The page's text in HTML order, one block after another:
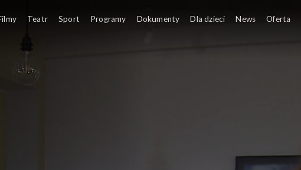
Teatr Sport Programy Dokumenty Dla dzieci News Oferta